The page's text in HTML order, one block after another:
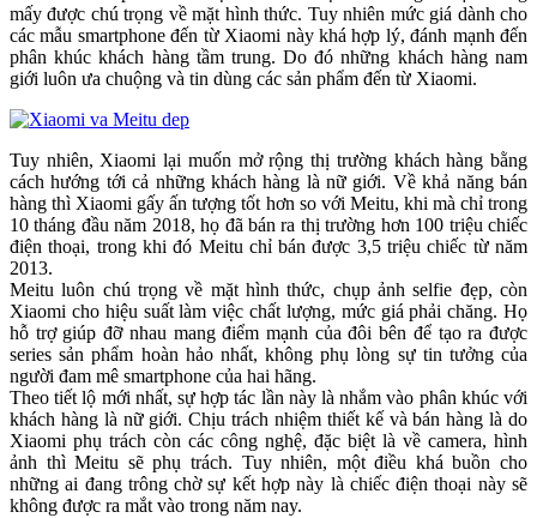
mấy được chú trọng về mặt hình thức. Tuy nhiên mức giá dành cho
các mẫu smartphone đến từ Xiaomi này khá hợp lý, đánh mạnh đến
phân khúc khách hàng tầm trung. Do đó những khách hàng nam
giới luôn ưa chuộng và tin dùng các sản phẩm đến từ Xiaomi.
Tuy nhiên, Xiaomi lại muốn mở rộng thị trường khách hàng bằng
cách hướng tới cả những khách hàng là nữ giới. Về khả năng bán
hàng thì Xiaomi gấy ấn tượng tốt hơn so với Meitu, khi mà chỉ trong
10 tháng đầu năm 2018, họ đã bán ra thị trường hơn 100 triệu chiếc
điện thoại, trong khi đó Meitu chỉ bán được 3,5 triệu chiếc từ năm
2013.
Meitu luôn chú trọng về mặt hình thức, chụp ảnh selfie đẹp, còn
Xiaomi cho hiệu suất làm việc chất lượng, mức giá phải chăng. Họ
hỗ trợ giúp đỡ nhau mang điểm mạnh của đôi bên để tạo ra được
series sản phẩm hoàn hảo nhất, không phụ lòng sự tin tưởng của
người đam mê smartphone của hai hãng.
Theo tiết lộ mới nhất, sự hợp tác lần này là nhắm vào phân khúc với
khách hàng là nữ giới. Chịu trách nhiệm thiết kế và bán hàng là do
Xiaomi phụ trách còn các công nghệ, đặc biệt là về camera, hình
ảnh thì Meitu sẽ phụ trách. Tuy nhiên, một điều khá buồn cho
những ai đang trông chờ sự kết hợp này là chiếc điện thoại này sẽ
không được ra mắt vào trong năm nay.